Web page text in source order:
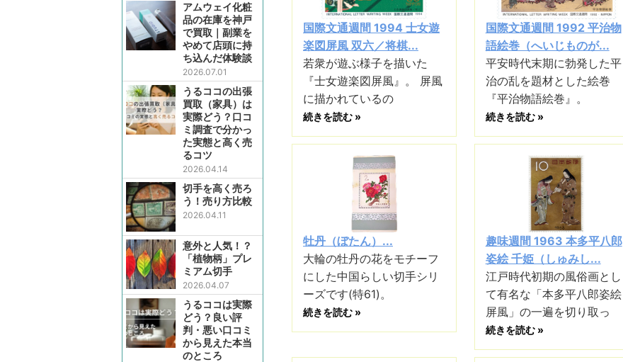
国際文通週間 1994 士女遊
楽図屏風 双六／将棋...
若衆が遊ぶ様子を描いた
『士女遊楽図屏風』。 屏風
に描かれているの
続きを読む »
国際文通週間 1992 平治物
語絵巻（へいじものが...
平安時代末期に勃発した平
治の乱を題材とした絵巻
『平治物語絵巻』。
続きを読む »
牡丹（ぼたん）...
大輪の牡丹の花をモチーフ
にした中国らしい切手シリ
ーズです(特61)。
続きを読む »
趣味週間 1963 本多平八郎
姿絵 千姫（しゅみし...
江戸時代初期の風俗画とし
て有名な「本多平八郎姿絵
屏風」の一遍を切り取っ
続きを読む »
アムウェイ化粧
品の在庫を神戸
で買取｜副業を
やめて店頭に持
ち込んだ体験談
2026.07.01
うるココの出張
買取（家具）は
実際どう？口コ
ミ調査で分かっ
た実態と高く売
るコツ
2026.04.14
切手を高く売ろ
う！売り方比較
2026.04.11
意外と人気！？
「植物柄」プレ
ミアム切手
2026.04.07
うるココは実際
どう？良い評
判・悪い口コミ
から見えた本当
のところ